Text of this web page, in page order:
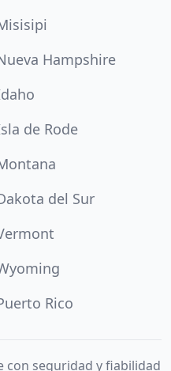
Hampshire
de Rode
del Sur
Rico
con seguridad y fiabilidad